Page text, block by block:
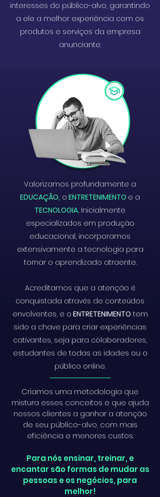
interesses do público-alvo, garantindo
a ele a melhor experiência com os
produtos e serviços da empresa
anunciante.
Valorizamos profundamente a
EDUCAÇÃO, o ENTRETENIMENTO e a
TECNOLOGIA. Inicialmente
especializados em produção
educacional, incorporamos
extensivamente a tecnologia para
tornar o aprendizado atraente.
Acreditamos que a atenção é
conquistada através de conteúdos
envolventes, e o ENTRETENIMENTO tem
sido a chave para criar experiências
cativantes, seja para colaboradores,
estudantes de todas as idades ou o
público online.
Criamos uma metodologia que
mistura esses conceitos e que ajuda
nossos clientes a ganhar a atenção
de seu público-alvo, com mais
eficiência e menores custos.
Para nós ensinar, treinar, e
encantar são formas de mudar as
pessoas e os negócios, para
melhor!